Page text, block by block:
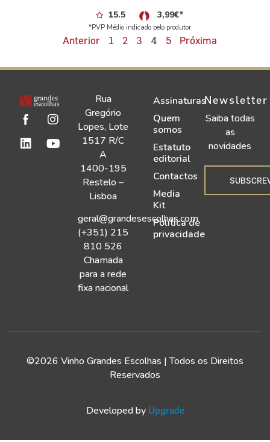
15.5 3,99€*
*PVP Médio indicado pelo produtor
Anterior 1 2 3 4 5 Próxima
Rua
Gregório
Lopes, Lote
1517 R/C
A
1400-195
Restelo –
Lisboa
geral@grandesescolhas.com
(+351) 215
810 526
Chamada
para a rede
fixa nacional
Assinaturas
Quem
somos
Estatuto
editorial
Contactos
Media
Kit
Política de
privacidade
Newsletter
Saiba todas
as
novidades
©2026 Vinho Grandes Escolhas | Todos os Direitos
Reservados
Developed by Upgrade